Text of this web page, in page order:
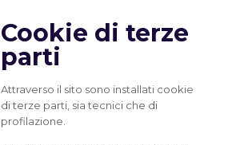
Cookie di terze
parti
Attraverso il sito sono installati cookie
di terze parti, sia tecnici che di
profilazione.